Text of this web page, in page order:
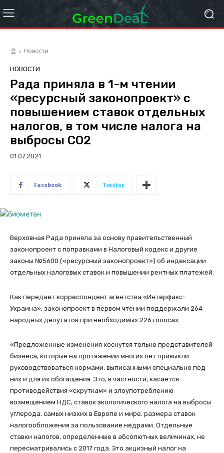
Новости
НОВОСТИ
Рада приняла в 1-м чтении
«ресурсный законопроект» с
повышением ставок отдельных
налогов, в том числе налога на
выбросы СО2
01.07.2021
Facebook Twitter
Верховная Рада приняла за основу правительственный
законопроект с поправками в Налоговый кодекс и другие
законы №5600 («ресурсный законопроект») об индексации
отдельных налоговых ставок и повышении рентных платежей.
Как передает корреспондент агентства «Интерфакс-
Украина», законопроект в первом чтении поддержали 264
народных депутатов при необходимых 226 голосах.
«Предложенные изменения коснутся только представителей
бизнеса, которые на протяжении многих лет привыкли
руководствоваться нормами, выписанными специально под
них и для их обогащения. Это, в частности, касается
противодействия «скруткам» и злоупотреблению
возмещением НДС, ставок экологического налога на выбросы
углерода, самых низких в Европе и мире, размера ставок
налогообложения за пользование недрами. Отдельные
ставки налогов, определенные в абсолютных величинах, не
пересматривались с 2017 года. Это акцизный налог на